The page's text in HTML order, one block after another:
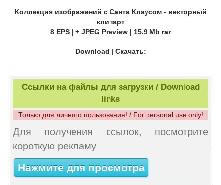
Коллекция изображений с Санта Клаусом - векторный
клипарт
8 EPS | + JPEG Preview | 15.9 Mb rar
Download | Скачать:
Ссылки на файлы для загрузки / Download
links
Только для личного пользования! / For personal use only!
Для получения ссылок, посмотрите
короткую рекламу
Нажмите для просмотра